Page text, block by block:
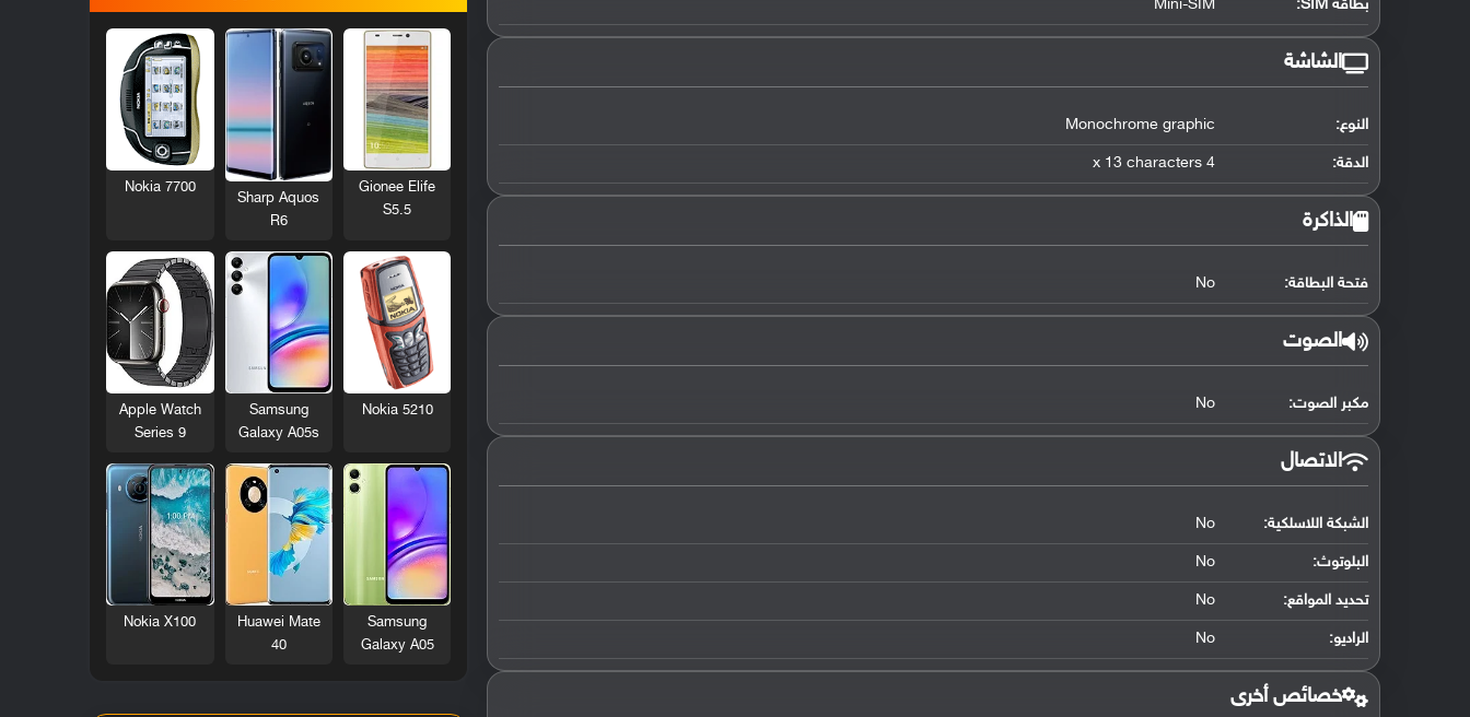
بطاقة SIM: Mini-SIM
الشاشة
النوع: Monochrome graphic
الدقة: 4 x 13 characters
الذاكرة
فتحة البطاقة: No
الصوت
مكبر الصوت: No
الاتصال
الشبكة اللاسلكية: No
البلوتوث:
No
تحديد المواقع:
No
الراديو: No
خصائص أخرى
Gionee Elife
S5.5
Sharp Aquos
R6
Nokia 7700
Nokia 5210
Samsung
Galaxy A05s
Apple Watch
Series 9
Samsung
Galaxy A05
Huawei Mate
40
Nokia X100